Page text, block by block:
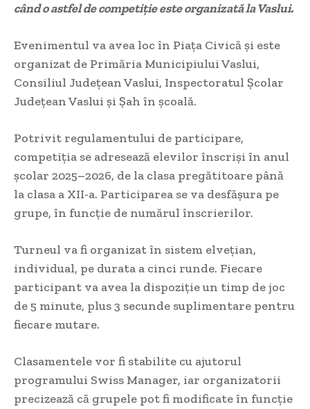
când o astfel de competiție este organizată la Vaslui.
Evenimentul va avea loc în Piața Civică și este
organizat de Primăria Municipiului Vaslui,
Consiliul Județean Vaslui, Inspectoratul Școlar
Județean Vaslui și Șah în școală.
Potrivit regulamentului de participare,
competiția se adresează elevilor înscriși în anul
școlar 2025–2026, de la clasa pregătitoare până
la clasa a XII-a. Participarea se va desfășura pe
grupe, în funcție de numărul înscrierilor.
Turneul va fi organizat în sistem elvețian,
individual, pe durata a cinci runde. Fiecare
participant va avea la dispoziție un timp de joc
de 5 minute, plus 3 secunde suplimentare pentru
fiecare mutare.
Clasamentele vor fi stabilite cu ajutorul
programului Swiss Manager, iar organizatorii
precizează că grupele pot fi modificate în funcție